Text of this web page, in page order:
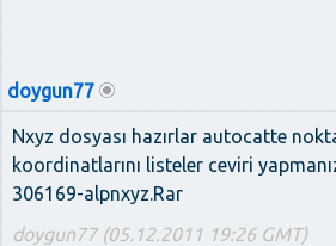
doygun77
Nxyz dosyası hazırlar autocatte
koordinatlarını listeler ceviri
306169-alpnxyz.Rar
doygun77 (05.12.2011 19:26 GMT)